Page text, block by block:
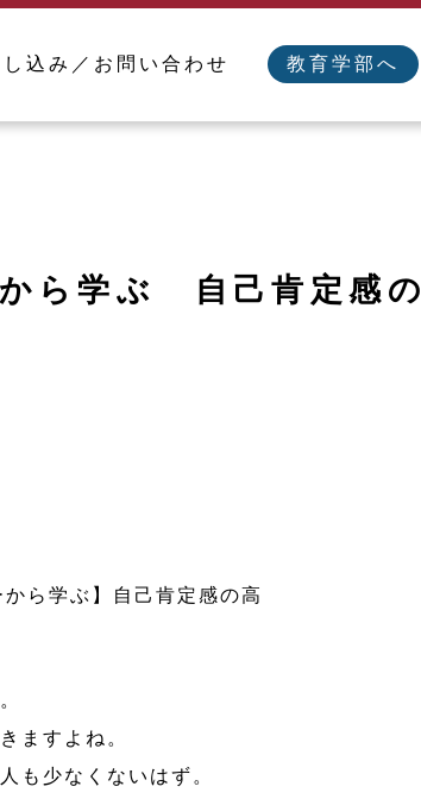
し込み／お問い合わせ 教育学部へ
から学ぶ 自己肯定感の
ら学ぶ】自己肯定感の高
ますよね。
も少なくないはず。